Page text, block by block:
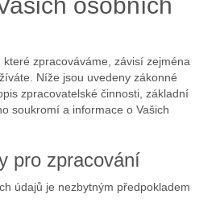
zpracováváme, závisí zejména
Níže jsou uvedeny zákonné
zpracovatelské činnosti, základní
soukromí a informace o Vašich
pro zpracování
údajů je nezbytným předpokladem